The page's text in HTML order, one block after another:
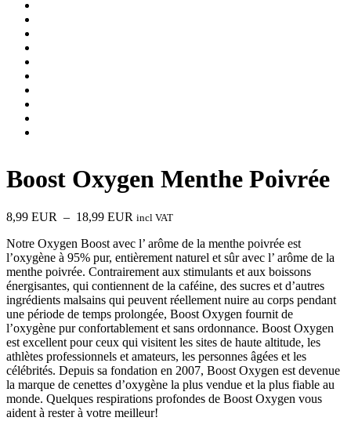
Boost Oxygen Menthe Poivrée
8,99 EUR – 18,99 EUR Plage
prix :
8,99 EUR
à
18,99 EUR
incl VAT
Notre Oxygen Boost avec l’ arôme de la menthe poivrée est
l’oxygène à 95% pur, entièrement naturel et sûr avec l’ arôme de la
menthe poivrée. Contrairement aux stimulants et aux boissons
énergisantes, qui contiennent de la caféine, des sucres et d’autres
ingrédients malsains qui peuvent réellement nuire au corps pendant
une période de temps prolongée, Boost Oxygen fournit de
l’oxygène pur confortablement et sans ordonnance. Boost Oxygen
est excellent pour ceux qui visitent les sites de haute altitude, les
athlètes professionnels et amateurs, les personnes âgées et les
célébrités. Depuis sa fondation en 2007, Boost Oxygen est devenue
la marque de cenettes d’oxygène la plus vendue et la plus fiable au
monde. Quelques respirations profondes de Boost Oxygen vous
aident à rester à votre meilleur!